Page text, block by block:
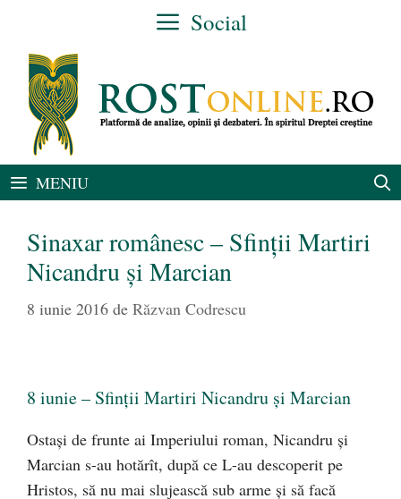
conținut
Social
MENIU
Sinaxar românesc – Sfinții Martiri
Nicandru și Marcian
8 iunie 2016 de Răzvan Codrescu
8 iunie – Sfinții Martiri Nicandru și Marcian
Ostaşi de frunte ai Imperiului roman, Nicandru şi
Marcian s-au hotărît, după ce L-au descoperit pe
Hristos, să nu mai slujească sub arme şi să facă